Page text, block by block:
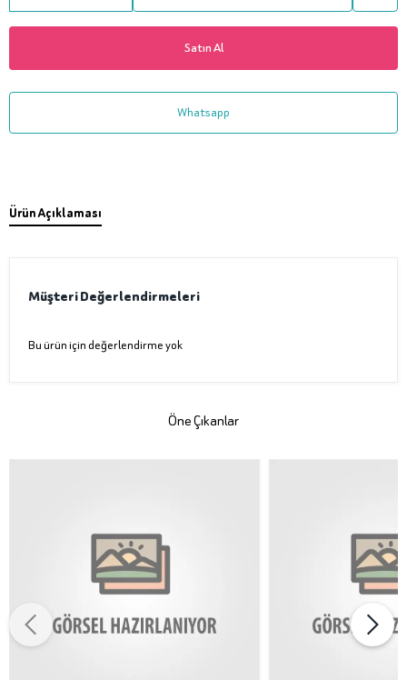
Satın Al
Whatsapp
Ürün Açıklaması
Müşteri Değerlendirmeleri
Bu ürün için değerlendirme yok
Öne Çıkanlar